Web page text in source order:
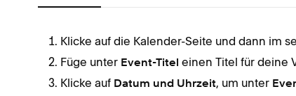
Klicke auf die Kalender-Seite und dann im
Füge unter Event-Titel einen Titel für deine
Klicke auf Datum und Uhrzeit, um unter